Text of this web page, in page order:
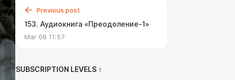
Previous post
153. Аудиокнига «Преодоление-1»
Mar 08 11:57
SUBSCRIPTION LEVELS 1